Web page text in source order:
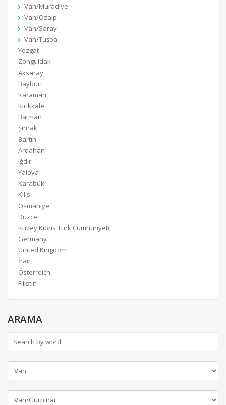
Van/Muradiye
Van/Özalp
Van/Saray
Van/Tuşba
Yozgat
Zonguldak
Aksaray
Bayburt
Karaman
Kırıkkale
Batman
Şırnak
Bartın
Ardahan
Iğdır
Yalova
Karabük
Kilis
Osmaniye
Düzce
Kuzey Kıbrıs Türk Cumhuriyeti
Germany
United Kingdom
İran
Österreich
Filistin
ARAMA